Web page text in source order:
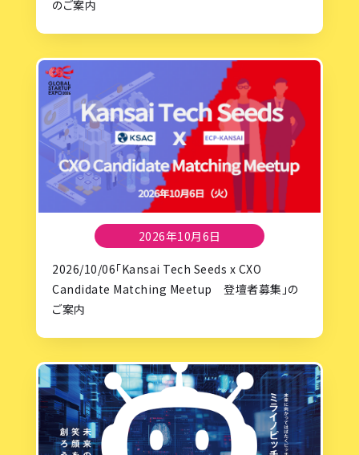
のご案内
2026年10月6日
2026/10/06「Kansai Tech Seeds x CXO
Candidate Matching Meetup 登壇者募集」の
ご案内